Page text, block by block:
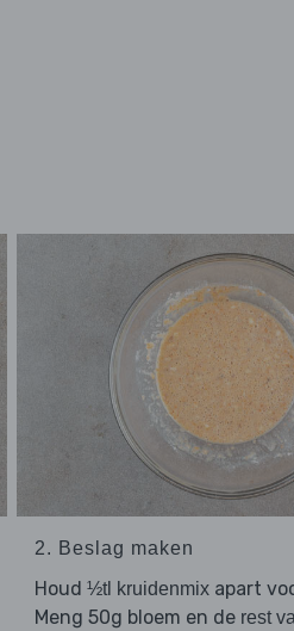
2. Beslag maken
Houd ½tl kruidenmixapart
Meng 50g bloem en de rest